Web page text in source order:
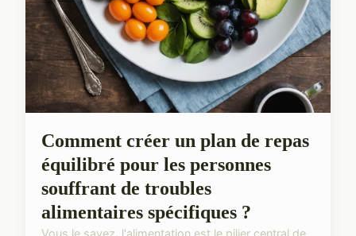
Comment créer un plan de repas
équilibré pour les personnes
souffrant de troubles
alimentaires spécifiques ?